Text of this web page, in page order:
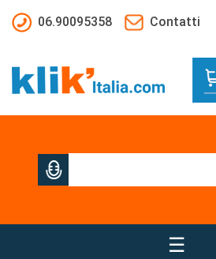
06.90095358
Contatti
☰